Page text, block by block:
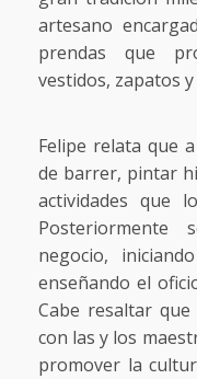
artesano
prendas que
vestidos, zapatos y
Felipe relata que
de barrer, pintar
actividades que
negocio,
enseñando el
Cabe resaltar
con las y los
promover la